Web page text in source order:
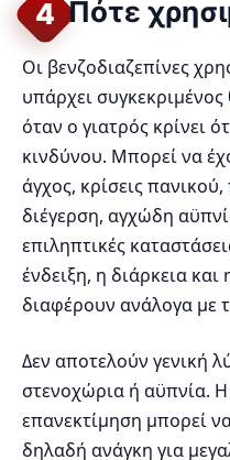
4 Πότε
Οι βενζοδιαζεπίνες
υπάρχει
όταν ο γιατρός κρίνει
κινδύνου. Μπορεί να
άγχος, κρίσεις
διέγερση, αγχώδη
επιληπτικές
ένδειξη, η διάρκεια
διαφέρουν ανάλογα με
Δεν αποτελούν γενική
στενοχώρια ή αϋπνία.
επανεκτίμηση μπορεί
δηλαδή ανάγκη για